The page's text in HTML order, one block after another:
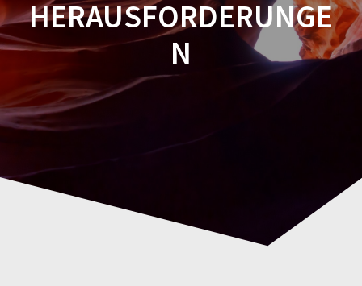
HERAUSFORDERUNGE
N